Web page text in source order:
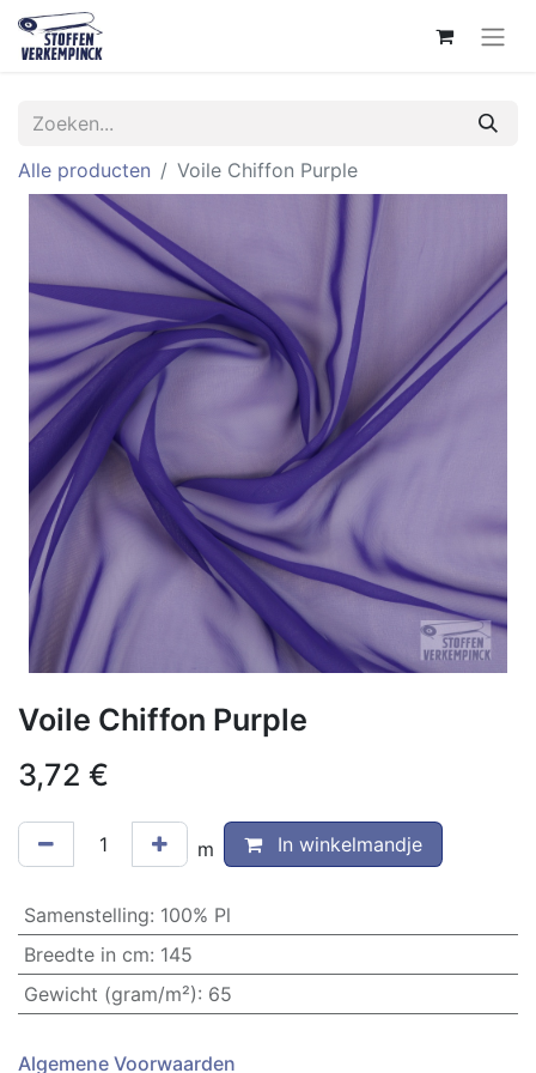
Alle producten Voile Chiffon Purple
Voile Chiffon Purple
3,72 €
m In winkelmandje
Samenstelling: 100% Pl
Breedte in cm: 145
Gewicht (gram/m²): 65
Algemene Voorwaarden